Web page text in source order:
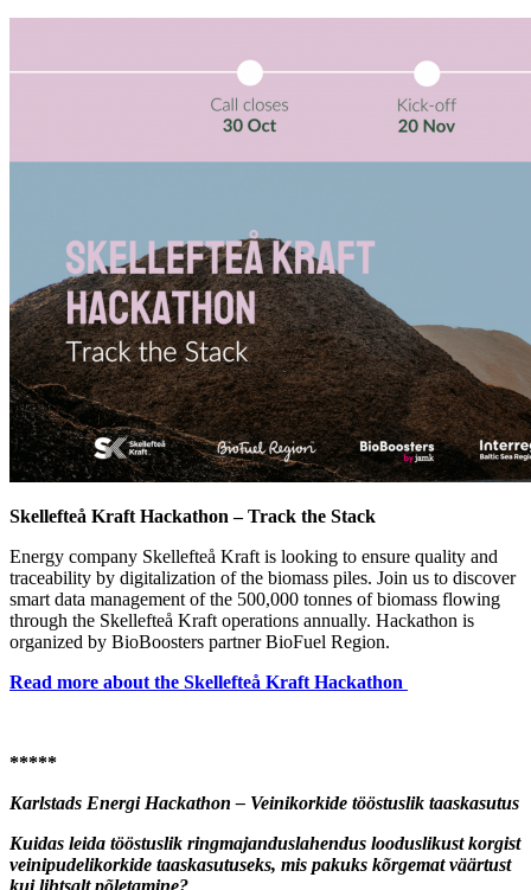
Skellefteå Kraft Hackathon – Track the Stack
Energy company Skellefteå Kraft is looking to ensure quality and
traceability by digitalization of the biomass piles. Join us to discover
smart data management of the 500,000 tonnes of biomass flowing
through the Skellefteå Kraft operations annually. Hackathon is
organized by BioBoosters partner BioFuel Region.
Read more about the Skellefteå Kraft Hackathon
*****
Karlstads Energi Hackathon – Veinikorkide tööstuslik taaskasutus
Kuidas leida tööstuslik ringmajanduslahendus looduslikust korgist
veinipudelikorkide taaskasutuseks, mis pakuks kõrgemat väärtust